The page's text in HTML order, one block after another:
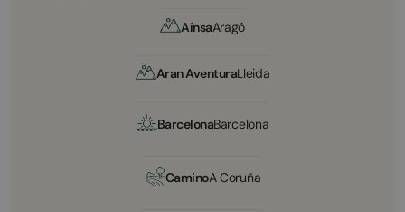
AínsaAragó
Aran AventuraLleida
BarcelonaBarcelona
CaminoA Coruña